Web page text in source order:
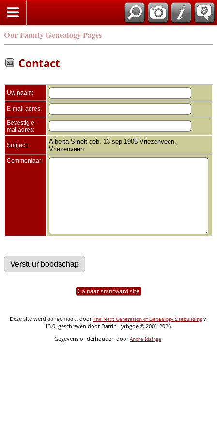
Our Family Genealogy Pages
Contact
Uw naam:
E-mail adres:
Bevestig e-
mailadres:
Subject:
Alberta Smelt geb. 13 sep 1905 Vriezenveen,
Vriezenveen
Commentaar:
Ga naar standaard site
Deze site werd aangemaakt doorThe Next Generation of Genealogy Sitebuildingv.
13.0, geschreven door Darrin Lythgoe © 2001-2026.
Gegevens onderhouden doorAndre Idzinga.